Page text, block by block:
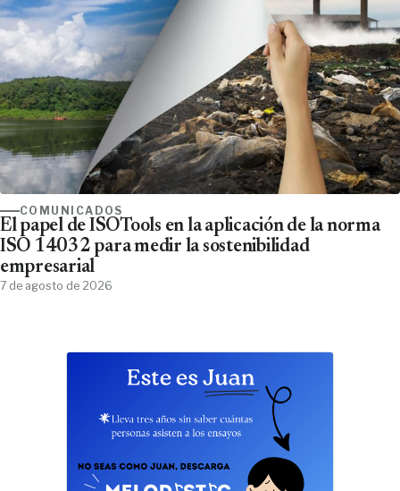
COMUNICADOS
El papel de ISOTools en la aplicación de la norma
ISO 14032 para medir la sostenibilidad
empresarial
7 de agosto de 2026